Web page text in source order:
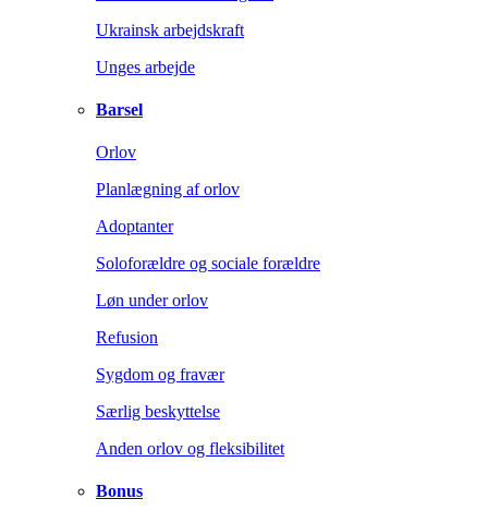
Ukrainsk arbejdskraft
Unges arbejde
Barsel
Orlov
Planlægning af orlov
Adoptanter
Soloforældre og sociale forældre
Løn under orlov
Refusion
Sygdom og fravær
Særlig beskyttelse
Anden orlov og fleksibilitet
Bonus